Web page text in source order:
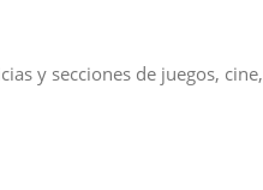
y secciones de juegos,